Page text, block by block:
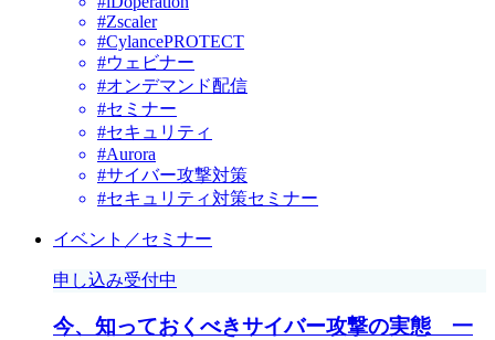
#Zscaler
#CylancePROTECT
#ウェビナー
#オンデマンド配信
#セミナー
#セキュリティ
#Aurora
#サイバー攻撃対策
#セキュリティ対策セミナー
イベント／セミナー
申し込み受付中
今、知っておくべきサイバー攻撃の実態 一